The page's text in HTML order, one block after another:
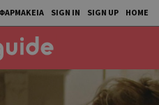
ΦΑΡΜΑΚΕΙΑ SIGN IN SIGN UP HOME